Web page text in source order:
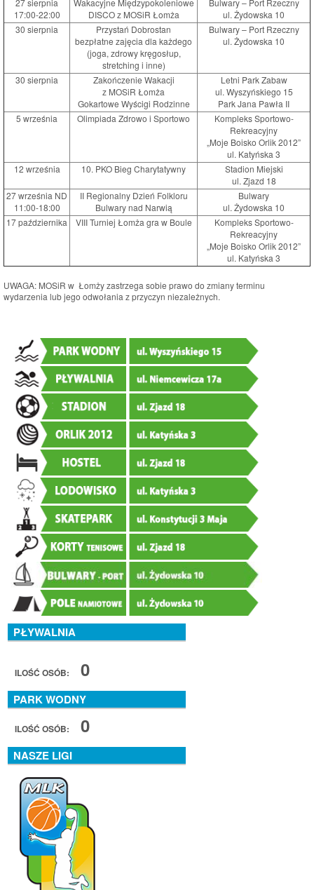
17:00-22:00
DISCO z MOSiR Łomża
ul. Żydowska 10
30 sierpnia
Przystań Dobrostan
bezpłatne zajęcia dla każdego
(joga, zdrowy kręgosłup,
stretching i inne)
Bulwary – Port Rzeczny
ul. Żydowska 10
30 sierpnia
Zakończenie Wakacji
z MOSiR Łomża
Gokartowe Wyścigi Rodzinne
Letni Park Zabaw
ul. Wyszyńskiego 15
Park Jana Pawła II
5 września
Olimpiada Zdrowo i Sportowo
Kompleks Sportowo-
Rekreacyjny
„Moje Boisko Orlik 2012”
ul. Katyńska 3
12 września
10. PKO Bieg Charytatywny
Stadion Miejski
ul. Zjazd 18
27 września ND
11:00-18:00
II Regionalny Dzień Folkloru
Bulwary nad Narwią
Bulwary
ul. Żydowska 10
17 października
VIII Turniej Łomża gra w Boule
Kompleks Sportowo-
Rekreacyjny
„Moje Boisko Orlik 2012”
ul. Katyńska 3
UWAGA: MOSiR w Łomży zastrzega sobie prawo do zmiany terminu
wydarzenia lub jego odwołania z przyczyn niezależnych.
PŁYWALNIA
ILOŚĆ OSÓB: 0
PARK WODNY
ILOŚĆ OSÓB: 0
NASZE LIGI